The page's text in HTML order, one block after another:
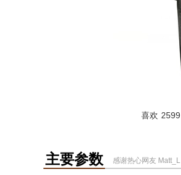
喜欢 2599
主要参数 感谢热心网友 Matt_L